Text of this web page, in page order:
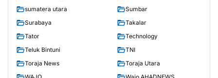
sumatera utara
Sumbar
Surabaya
Takalar
Tator
Technology
Teluk Bintuni
TNI
Toraja News
Toraja Utara